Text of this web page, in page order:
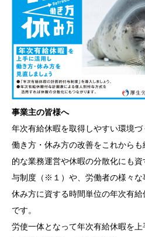
事業主の皆様へ
年次有給休暇を取得しやすい環境づ
働き方・休み方の改善をこれから
的な業務運営や休暇の分散化にも
与制度（※１）や、労働者の様々な
休み方に資する時間単位の年次有
です。
労使一体となって年次有給休暇を